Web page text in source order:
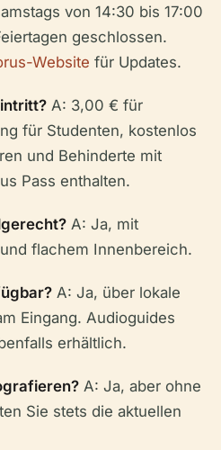
von 14:30 bis 17:00
geschlossen.
Website für Updates.
A: 3,00 € für
für Studenten, kostenlos
und Behinderte mit
Pass enthalten.
A: Ja, mit
flachem Innenbereich.
A: Ja, über lokale
Eingang. Audioguides
erhältlich.
A: Ja, aber ohne
Sie stets die aktuellen